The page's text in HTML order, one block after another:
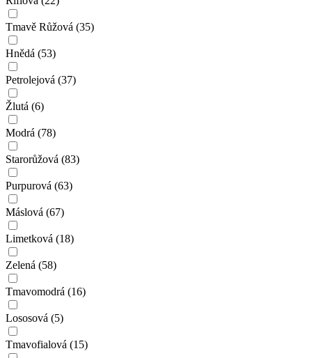
Tmavě Růžová (35)
Hnědá (53)
Petrolejová (37)
Žlutá (6)
Modrá (78)
Starorůžová (83)
Purpurová (63)
Máslová (67)
Limetková (18)
Zelená (58)
Tmavomodrá (16)
Lososová (5)
Tmavofialová (15)